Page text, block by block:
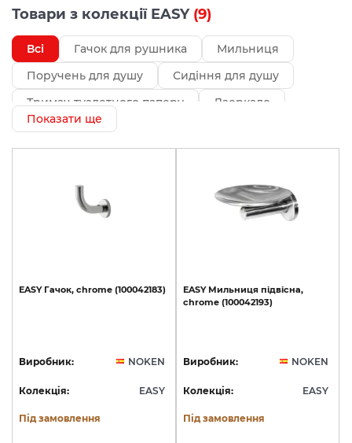
Товари з колекції EASY (9)
Всі Гачок для рушника
Мильниця
Поручень для душу
Сидіння для душу
Тримач туалетного паперу
Дзеркало
Показати ще
EASY Гачок, chrome (100042183)
Виробник: NOKEN
Колекція: EASY
Під замовлення
EASY Мильниця підвісна,
chrome (100042193)
Виробник: NOKEN
Колекція: EASY
Під замовлення